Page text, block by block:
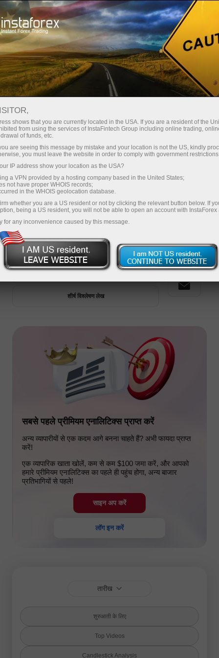
ट्रेडर्स के लिए फॉरेक्स विश्लेषण विश्लेषणात्मक समीक्षा
फॉरेक्स विश्लेषण: यूरो डॉलर के पूर्वानुमान
और अन्य
ट्रेडिंग खाता खोलें
डेमो खाता खोलें
प्रीमियम एनालिटिक्स
ताजा विश्लेषण लेख
शीर्ष विश्लेषण लेख
सबसे पहले प्रीमियम एनालिटिक्स प्राप्त करें
अन्य व्यापारीयों से एक कदम आगे बनना चाहते हैं? अभी फायदा प्राप्त
करें!
एक व्यापारिक खाता खोलें, कम से कम $100 जमा करें, और आपको
हमारे प्रीमियम एनालिटिक्स का पहले ही पहुंच होगा, अन्य बाजार
प्रतिभागियों से पहले!
साइन अप करें
लॉग इन करें
तारीख
शुरुआती के लिए
Top Videos
Candlestick Analysis
shows that you are currently located in the USA. If you are a resident of the
from using the services of InstaFintech Group including online trading,
of funds, etc.
are seeing this message by mistake and your location is not the US, kindly
you must leave the website in order to comply with government
IP address show your location as the USA?
a VPN provided by a hosting company based in the United States;
not have proper WHOIS records;
in the WHOIS geolocation database.
whether you are a US resident or not by clicking the relevant button below. If
being a US resident, you will not be able to open an account with InstaForex
for any inconvenience caused by this message.